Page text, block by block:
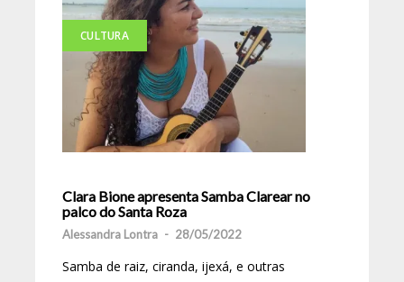
CULTURA
Clara Bione apresenta Samba Clarear no
palco do Santa Roza
Alessandra Lontra - 28/05/2022
Samba de raiz, ciranda, ijexá, e outras